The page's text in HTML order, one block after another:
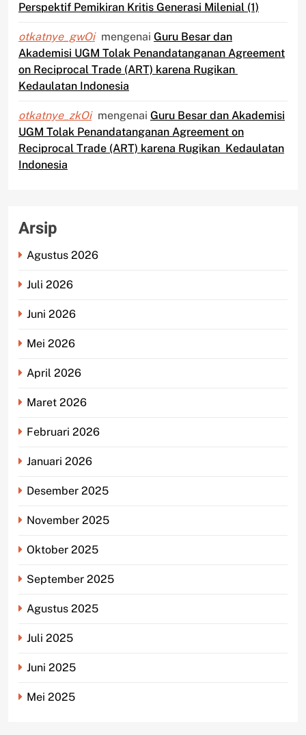
Perspektif Pemikiran Kritis Generasi Milenial (1)
otkatnye_gwOi mengenai Guru Besar dan
Akademisi UGM Tolak Penandatanganan Agreement
on Reciprocal Trade (ART) karena Rugikan
Kedaulatan Indonesia
otkatnye_zkOi mengenai Guru Besar dan Akademisi
UGM Tolak Penandatanganan Agreement on
Reciprocal Trade (ART) karena Rugikan Kedaulatan
Indonesia
Arsip
Agustus 2026
Juli 2026
Juni 2026
Mei 2026
April 2026
Maret 2026
Februari 2026
Januari 2026
Desember 2025
November 2025
Oktober 2025
September 2025
Agustus 2025
Juli 2025
Juni 2025
Mei 2025